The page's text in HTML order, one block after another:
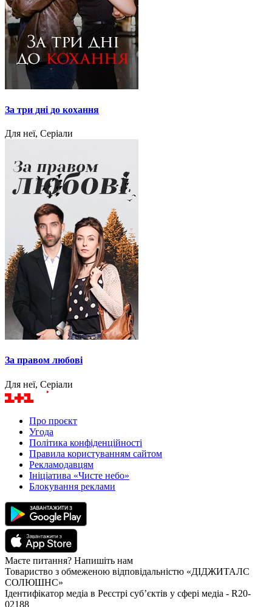
За три дні до кохання
Для неї, Серіали
За правом любові
Для неї, Серіали
Про проєкт
Угода
Політика конфіденційності
Правила користуванням сайтом
Рекламодавцям
Ініціатива «Чисте небо»
Блокування реклами
Маєте питання? Напишіть нам
Товариство з обмеженою відповідальністю «ДІДЖИТАЛС
СОЛЮШНС»
Ідентифікатор медіа в Реєстрі суб’єктів у сфері медіа - R20-
02188